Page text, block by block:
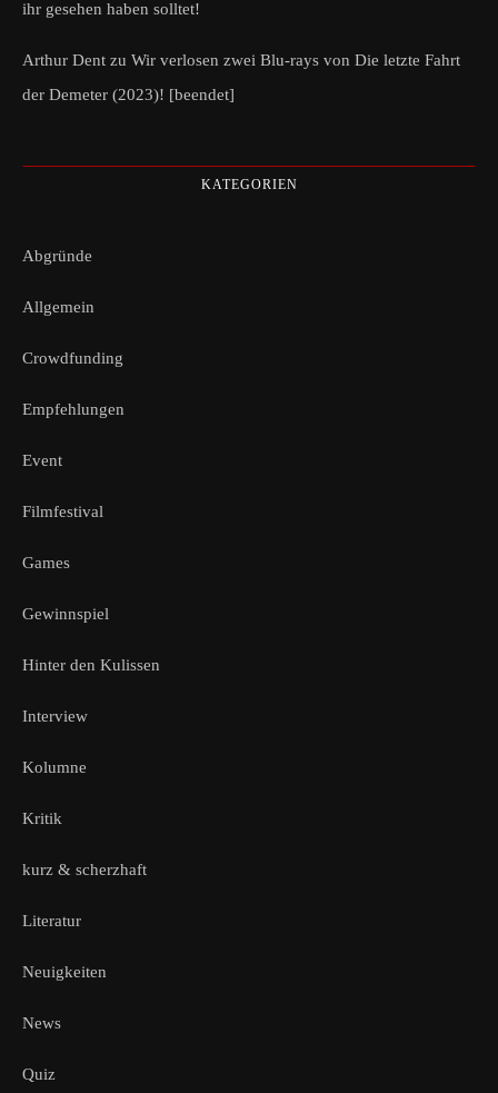
ihr gesehen haben solltet!
Arthur Dent zu Wir verlosen zwei Blu-rays von Die letzte Fahrt
der Demeter (2023)! [beendet]
KATEGORIEN
Abgründe
Allgemein
Crowdfunding
Empfehlungen
Event
Filmfestival
Games
Gewinnspiel
Hinter den Kulissen
Interview
Kolumne
Kritik
kurz & scherzhaft
Literatur
Neuigkeiten
News
Quiz